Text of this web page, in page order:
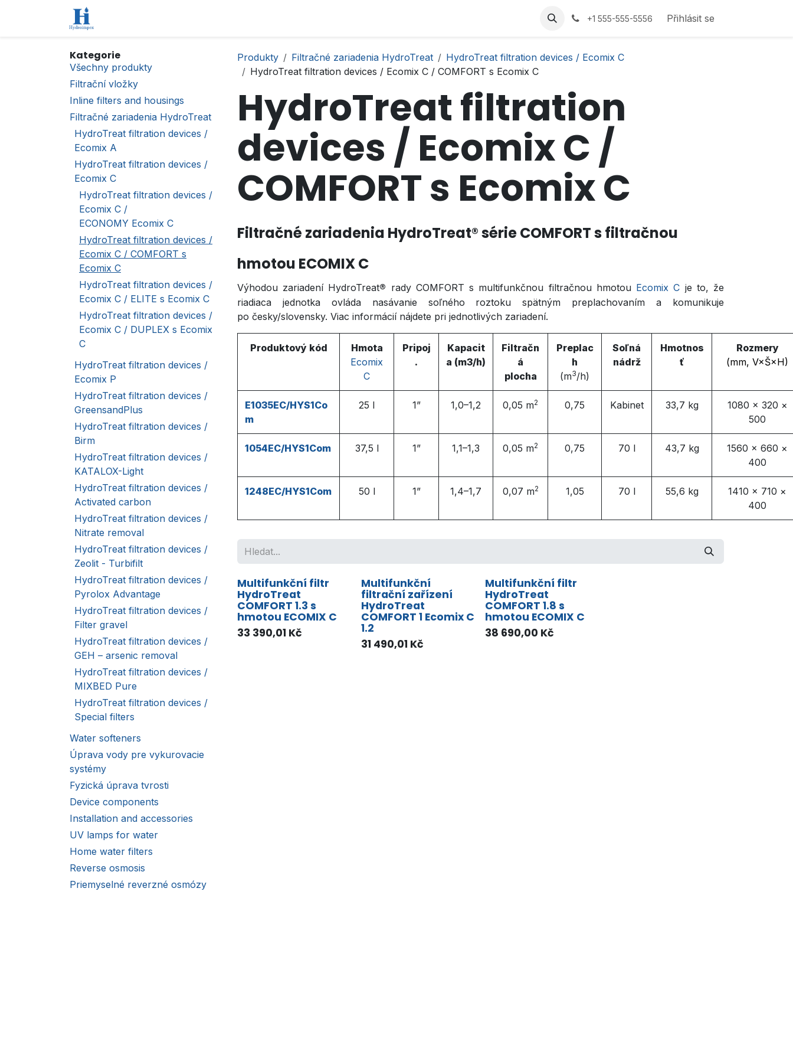
+1 555-555-5556 Přihlásit se
Kategorie
Všechny produkty
Filtrační vložky
Inline filters and housings
Filtračné zariadenia HydroTreat
HydroTreat filtration devices /
Ecomix A
HydroTreat filtration devices /
Ecomix C
HydroTreat filtration devices /
Ecomix C /
ECONOMY Ecomix C
HydroTreat filtration devices /
Ecomix C / COMFORT s
Ecomix C
HydroTreat filtration devices /
Ecomix C / ELITE s Ecomix C
HydroTreat filtration devices /
Ecomix C / DUPLEX s Ecomix
C
HydroTreat filtration devices /
Ecomix P
HydroTreat filtration devices /
GreensandPlus
HydroTreat filtration devices /
Birm
HydroTreat filtration devices /
KATALOX-Light
HydroTreat filtration devices /
Activated carbon
HydroTreat filtration devices /
Nitrate removal
HydroTreat filtration devices /
Zeolit - Turbifilt
HydroTreat filtration devices /
Pyrolox Advantage
HydroTreat filtration devices /
Filter gravel
HydroTreat filtration devices /
GEH – arsenic removal
HydroTreat filtration devices /
MIXBED Pure
HydroTreat filtration devices /
Special filters
Water softeners
Úprava vody pre vykurovacie
systémy
Fyzická úprava tvrosti
Device components
Installation and accessories
UV lamps for water
Home water filters
Reverse osmosis
Priemyselné reverzné osmózy
Produkty Filtračné zariadenia HydroTreat
HydroTreat filtration devices / Ecomix C
HydroTreat filtration devices / Ecomix C / COMFORT s Ecomix C
HydroTreat filtration
devices / Ecomix C /
COMFORT s Ecomix C
Filtračné zariadenia HydroTreat®série COMFORTs filtračnou
hmotou ECOMIX C
Výhodou zariadení HydroTreat® rady COMFORT s multifunkčnou filtračnou hmotou Ecomix C je to, že
riadiaca jednotka ovláda nasávanie soľného roztoku spätným preplachovaním a komunikuje
po česky/slovensky. Viac informácií nájdete pri jednotlivých zariadení.
Produktový kód
Hmota
Ecomix
C
Pripoj
.
Kapacit
a (m3/h)
Filtračn
á
plocha
Preplac
h
(m3/h)
​ Soľná
nádrž
Hmotnos
ť
Rozmery
(mm, V×Š×H)
E1035EC/HYS1Co
m
25 l 1” 1,0–1,2 0,05 m2 0,75 Kabinet 33,7 kg
1080 × 320 ×
500
1054EC/HYS1Com 37,5 l 1” 1,1–1,3 0,05 m2 0,75 70 l 43,7 kg
1560 × 660 ×
400
1248EC/HYS1Com 50 l 1” 1,4–1,7 0,07 m2 1,05 70 l 55,6 kg
1410 × 710 ×
400
Multifunkční filtr
HydroTreat
COMFORT 1.3 s
hmotou ECOMIX C
33 390,01 Kč
Multifunkční
filtrační zařízení
HydroTreat
COMFORT 1 Ecomix C
1.2
31 490,01 Kč
Multifunkční filtr
HydroTreat
COMFORT 1.8 s
hmotou ECOMIX C
38 690,00 Kč